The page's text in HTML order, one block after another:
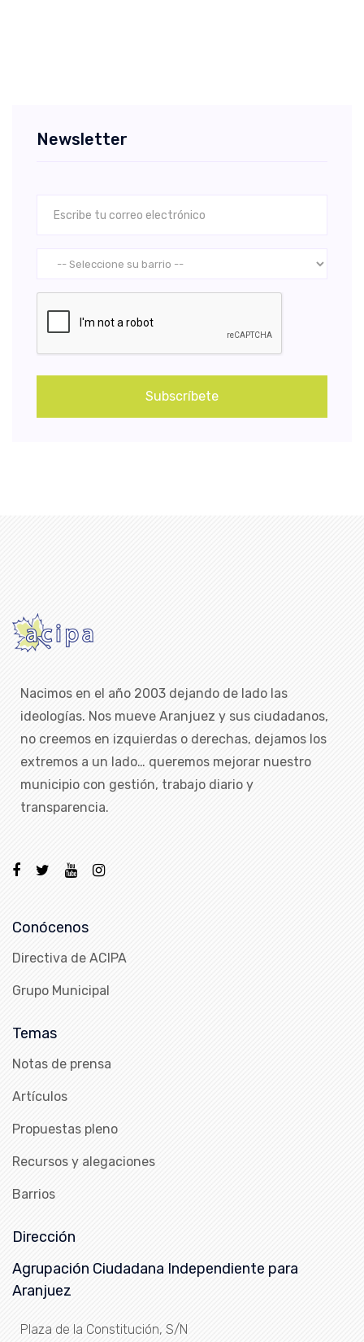
Newsletter
Subscríbete
Nacimos en el año 2003 dejando de lado las
ideologías. Nos mueve Aranjuez y sus ciudadanos,
no creemos en izquierdas o derechas, dejamos los
extremos a un lado… queremos mejorar nuestro
municipio con gestión, trabajo diario y
transparencia.
Conócenos
Directiva de ACIPA
Grupo Municipal
Temas
Notas de prensa
Artículos
Propuestas pleno
Recursos y alegaciones
Barrios
Dirección
Agrupación Ciudadana Independiente para
Aranjuez
Plaza de la Constitución, S/N